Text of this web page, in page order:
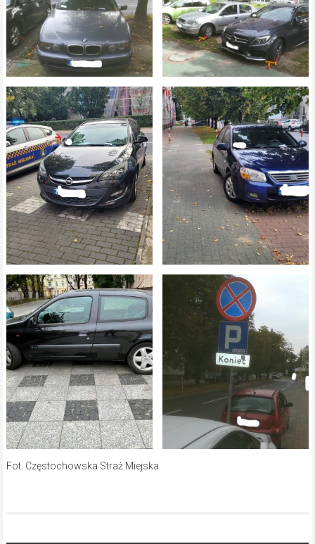
Fot. Częstochowska Straż Miejska